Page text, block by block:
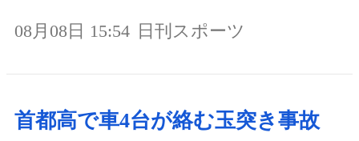
08月08日 15:54 日刊スポーツ
首都高で車4台が絡む玉突き事故